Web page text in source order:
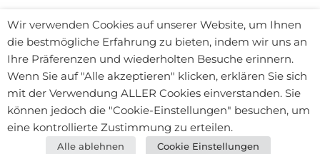
Mehr erfahren
Wir verwenden Cookies auf unserer Website, um Ihnen
die bestmögliche Erfahrung zu bieten, indem wir uns an
Ihre Präferenzen und wiederholten Besuche erinnern.
Wenn Sie auf "Alle akzeptieren" klicken, erklären Sie sich
mit der Verwendung ALLER Cookies einverstanden. Sie
können jedoch die "Cookie-Einstellungen" besuchen, um
eine kontrollierte Zustimmung zu erteilen.
Alle ablehnen Cookie Einstellungen